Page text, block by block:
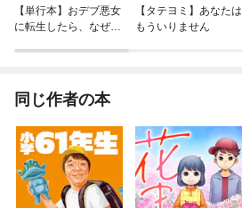
【単行本】おデブ悪女
に転生したら、なぜか
【タテヨミ】あなたは
もういりません
同じ作者の本